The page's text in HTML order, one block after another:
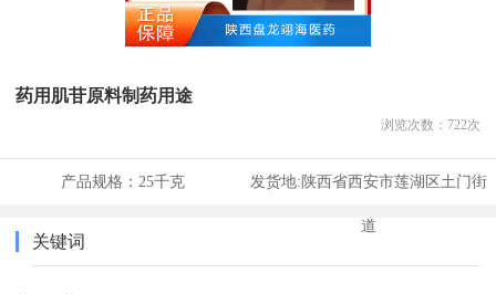
药用肌苷原料制药用途
浏览次数： 722次
产品规格： 25千克 发货地:陕西省西安市莲湖区土门街
道
关键词